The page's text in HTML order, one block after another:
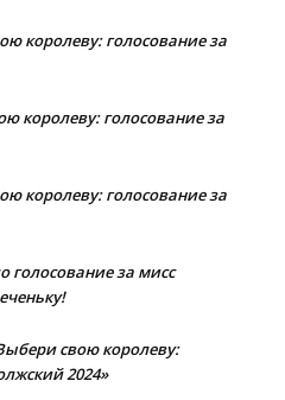
королеву: голосование за
королеву: голосование за
королеву: голосование за
голосование за мисс
свою королеву:
2024»